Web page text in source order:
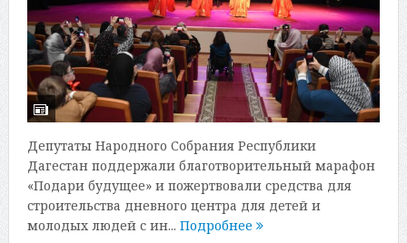
Депутаты Народного Собрания Республики
Дагестан поддержали благотворительный марафон
«Подари будущее» и пожертвовали средства для
строительства дневного центра для детей и
молодых людей с ин... Подробнее